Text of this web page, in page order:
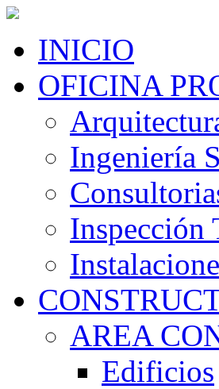
INICIO
OFICINA
Ingeniería
Inspección
AREA
Edificios